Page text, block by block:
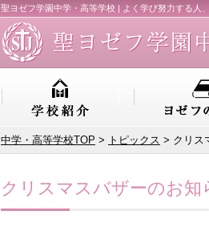
聖ヨゼフ学園中学・高等学校 | よく学び努力する人
中学・高等学校TOP > トピックス > クリス
クリスマスバザーのお知